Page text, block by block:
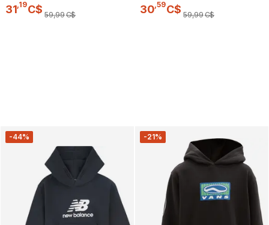
31 19C$ 59,99C$ 30 59C$ 59,99C$
-44% -21%